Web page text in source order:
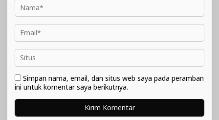
Simpan nama, email, dan situs web saya pada peramban
ini untuk komentar saya berikutnya.